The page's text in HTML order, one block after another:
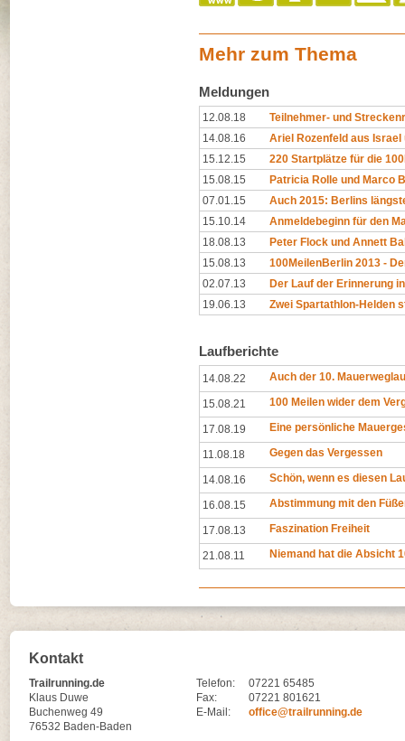
Mehr zum Thema
Meldungen
12.08.18
Teilnehmer- und
14.08.16
Ariel Rozenfeld aus
15.12.15
220 Startplätze für die
15.08.15
Patricia Rolle und Marco
07.01.15
Auch 2015: Berlins
15.10.14
Anmeldebeginn für den
18.08.13
Peter Flock und Annett
15.08.13
100MeilenBerlin 2013 -
02.07.13
Der Lauf der Erinnerung
19.06.13
Zwei Spartathlon-Helden
Laufberichte
14.08.22 Auch der 10.
15.08.21 100 Meilen wider dem
17.08.19 Eine persönliche
11.08.18 Gegen das Vergessen
14.08.16 Schön, wenn es diesen
16.08.15 Abstimmung mit den
17.08.13 Faszination Freiheit
21.08.11 Niemand hat die Absicht
Kontakt
Trailrunning.de
Klaus Duwe
Buchenweg 49
76532 Baden-Baden
Telefon:
07221 65485
Fax:
07221 801621
E-Mail:
office@trailrunning.de